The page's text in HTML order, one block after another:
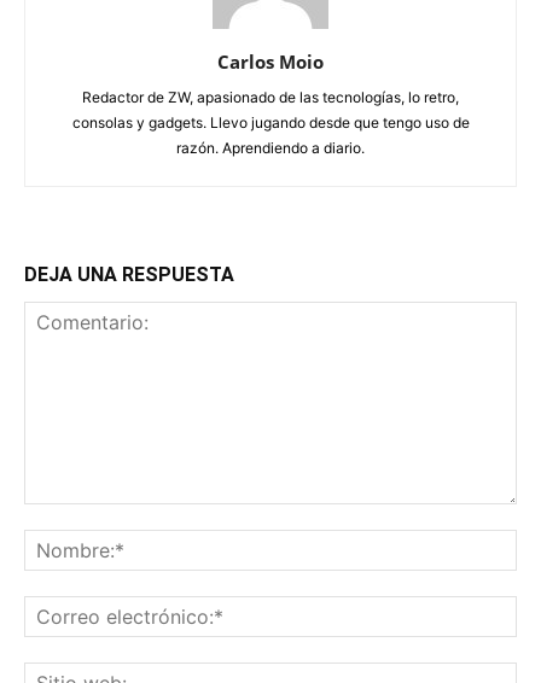
Carlos Moio
Redactor de ZW, apasionado de las tecnologías, lo retro,
consolas y gadgets. Llevo jugando desde que tengo uso de
razón. Aprendiendo a diario.
DEJA UNA RESPUESTA